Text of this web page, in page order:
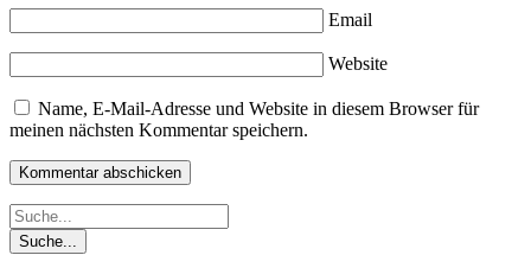
Email
Website
Name, E-Mail-Adresse und Website in diesem Browser für
meinen nächsten Kommentar speichern.